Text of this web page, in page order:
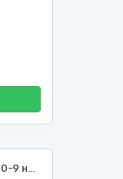
Продукція для чищення (код 39830000-9 національного класифікатора України ДК 021:2015 «Єдиний закупівельний словник»)